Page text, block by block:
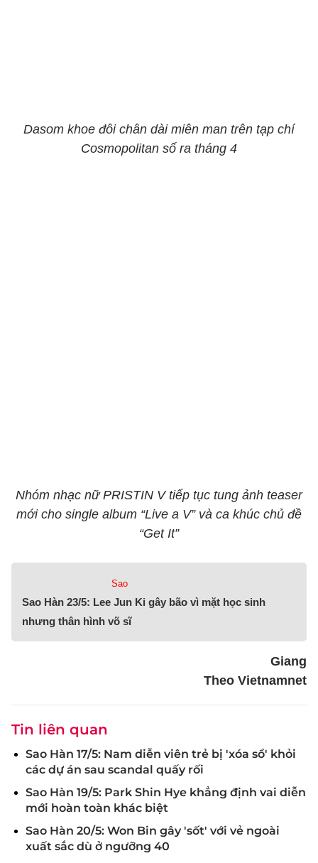
Dasom khoe đôi chân dài miên man trên tạp chí
Cosmopolitan số ra tháng 4
Nhóm nhạc nữ PRISTIN V tiếp tục tung ảnh teaser
mới cho single album “Live a V” và ca khúc chủ đề
“Get It”
Sao
Sao Hàn 23/5: Lee Jun Ki gây bão vì mặt học sinh
nhưng thân hình võ sĩ
Giang
Theo Vietnamnet
Tin liên quan
Sao Hàn 17/5: Nam diễn viên trẻ bị 'xóa sổ' khỏi
các dự án sau scandal quấy rối
Sao Hàn 19/5: Park Shin Hye khẳng định vai diễn
mới hoàn toàn khác biệt
Sao Hàn 20/5: Won Bin gây 'sốt' với vẻ ngoài
xuất sắc dù ở ngưỡng 40